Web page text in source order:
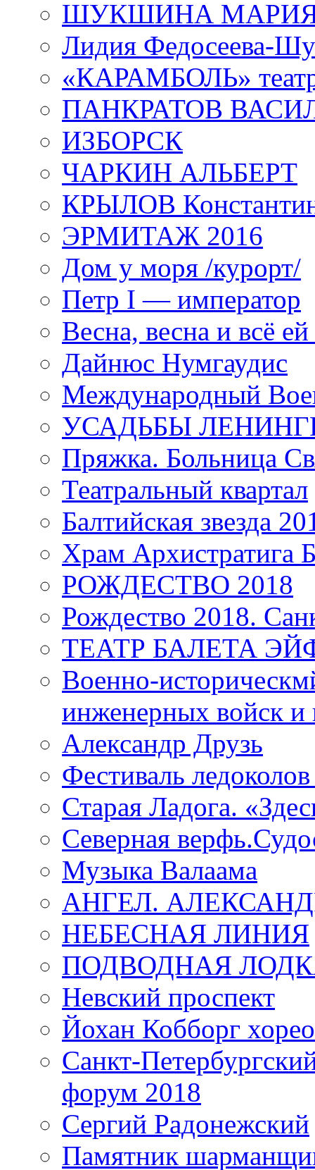
ШУКШИНА
Лидия Федосеева-
«КАРАМБОЛЬ»
ПАНКРАТОВ
ИЗБОРСК
ЧАРКИН АЛЬБЕРТ
КРЫЛОВ
ЭРМИТАЖ 2016
Дом у моря /курорт/
Петр I — император
Весна, весна и всё
Дайнюс Нумгаудис
Международный
УСАДЬБЫ
Пряжка. Больница
Театральный квартал
Балтийская звезда
Храм
РОЖДЕСТВО 2018
Рождество 2018.
ТЕАТР БАЛЕТА
Военно-
инженерных войск и
Александр Друзь
Фестиваль
Старая Ладога.
Северная
Музыка Валаама
АНГЕЛ.
НЕБЕСНАЯ ЛИНИЯ
ПОДВОДНАЯ
Невский проспект
Йохан Кобборг
Санкт-
форум 2018
Сергий Радонежский
Памятник